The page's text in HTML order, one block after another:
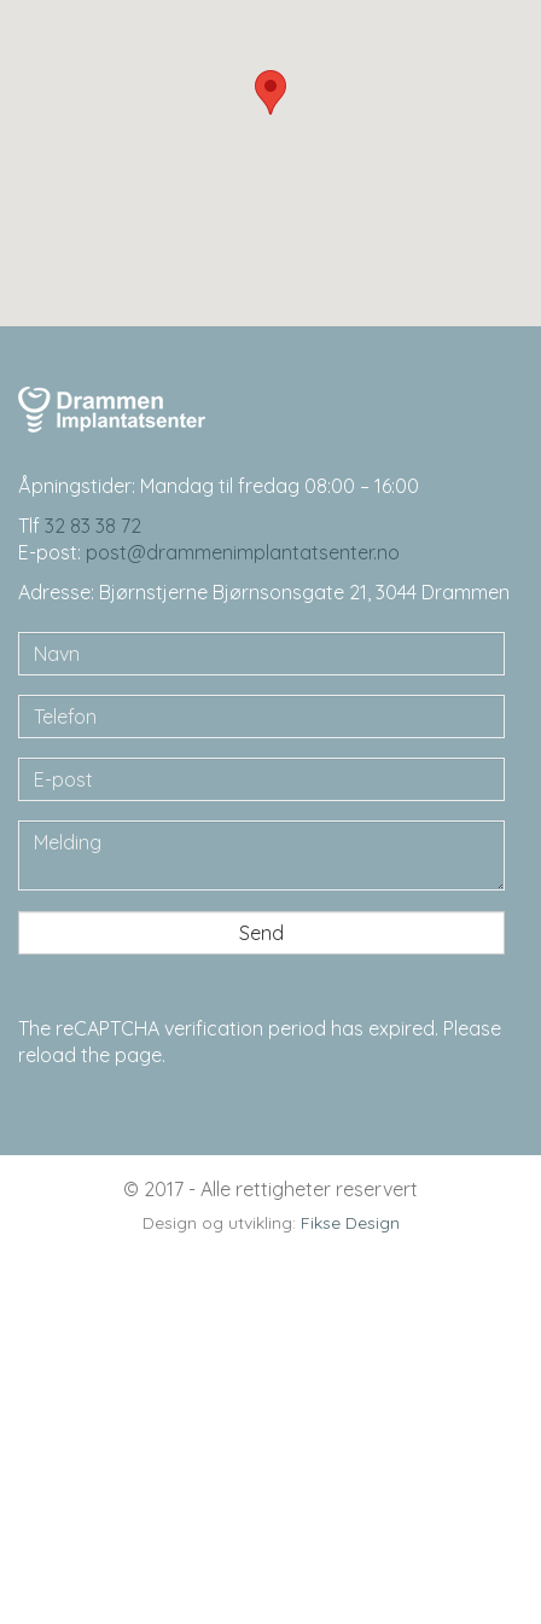
Åpningstider: Mandag til fredag 08:00 – 16:00
Tlf 32 83 38 72
E-post: post@drammenimplantatsenter.no
Adresse: Bjørnstjerne Bjørnsonsgate 21, 3044 Drammen
Navn
Telefon
E-
post
Melding
The reCAPTCHA verification period has expired. Please
reload the page.
© 2017 - Alle rettigheter reservert
Design og utvikling: Fikse Design